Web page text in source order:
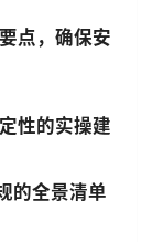
点，确保安
性的实操建
的全景清单